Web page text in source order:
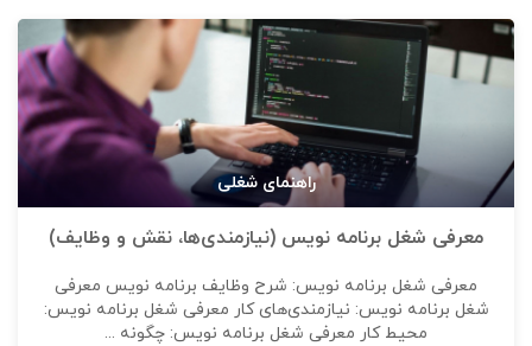
راهنمای شغلی
معرفی شغل برنامه نویس (نیازمندی‌ها، نقش و وظایف)
معرفی شغل برنامه نویس: شرح وظایف برنامه نویس معرفی
شغل برنامه نویس: نیازمندی‌های کار معرفی شغل برنامه نویس:
محیط کار معرفی شغل برنامه نویس: چگونه ...